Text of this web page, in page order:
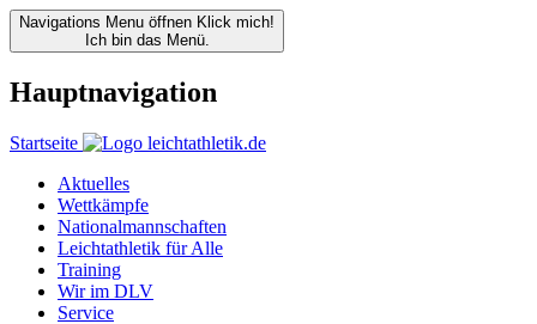
Navigations Menu öffnen Klick mich!
Ich bin das Menü.
Hauptnavigation
Startseite
Aktuelles
Wettkämpfe
Nationalmannschaften
Leichtathletik für Alle
Training
Wir im DLV
Service